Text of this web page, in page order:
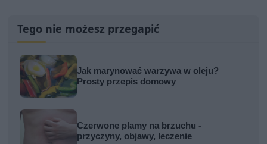
Tego nie możesz przegapić
Jak marynować warzywa w oleju?
Prosty przepis domowy
Czerwone plamy na brzuchu -
przyczyny, objawy, leczenie